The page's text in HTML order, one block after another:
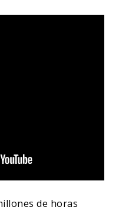
de horas